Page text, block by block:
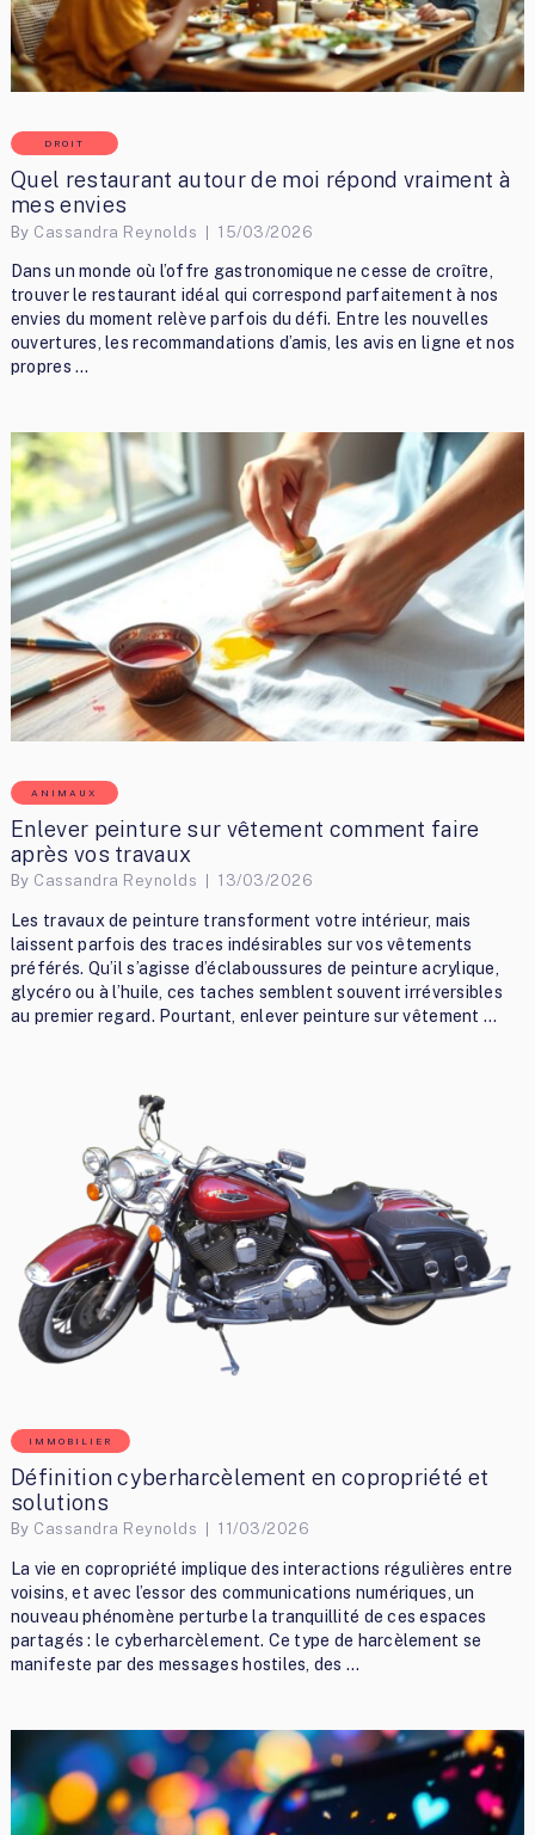
DROIT
Quel restaurant autour de moi répond vraiment à
mes envies
By Cassandra Reynolds 15/03/2026
Dans un monde où l’offre gastronomique ne cesse de croître,
trouver le restaurant idéal qui correspond parfaitement à nos
envies du moment relève parfois du défi. Entre les nouvelles
ouvertures, les recommandations d’amis, les avis en ligne et nos
propres …
ANIMAUX
Enlever peinture sur vêtement comment faire
après vos travaux
By Cassandra Reynolds 13/03/2026
Les travaux de peinture transforment votre intérieur, mais
laissent parfois des traces indésirables sur vos vêtements
préférés. Qu’il s’agisse d’éclaboussures de peinture acrylique,
glycéro ou à l’huile, ces taches semblent souvent irréversibles
au premier regard. Pourtant, enlever peinture sur vêtement …
IMMOBILIER
Définition cyberharcèlement en copropriété et
solutions
By Cassandra Reynolds 11/03/2026
La vie en copropriété implique des interactions régulières entre
voisins, et avec l’essor des communications numériques, un
nouveau phénomène perturbe la tranquillité de ces espaces
partagés : le cyberharcèlement. Ce type de harcèlement se
manifeste par des messages hostiles, des …